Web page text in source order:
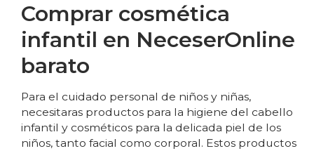
Comprar cosmética
infantil en NeceserOnline
barato
Para el cuidado personal de niños y niñas,
necesitaras productos para la higiene del cabello
infantil y cosméticos para la delicada piel de los
niños, tanto facial como corporal. Estos productos